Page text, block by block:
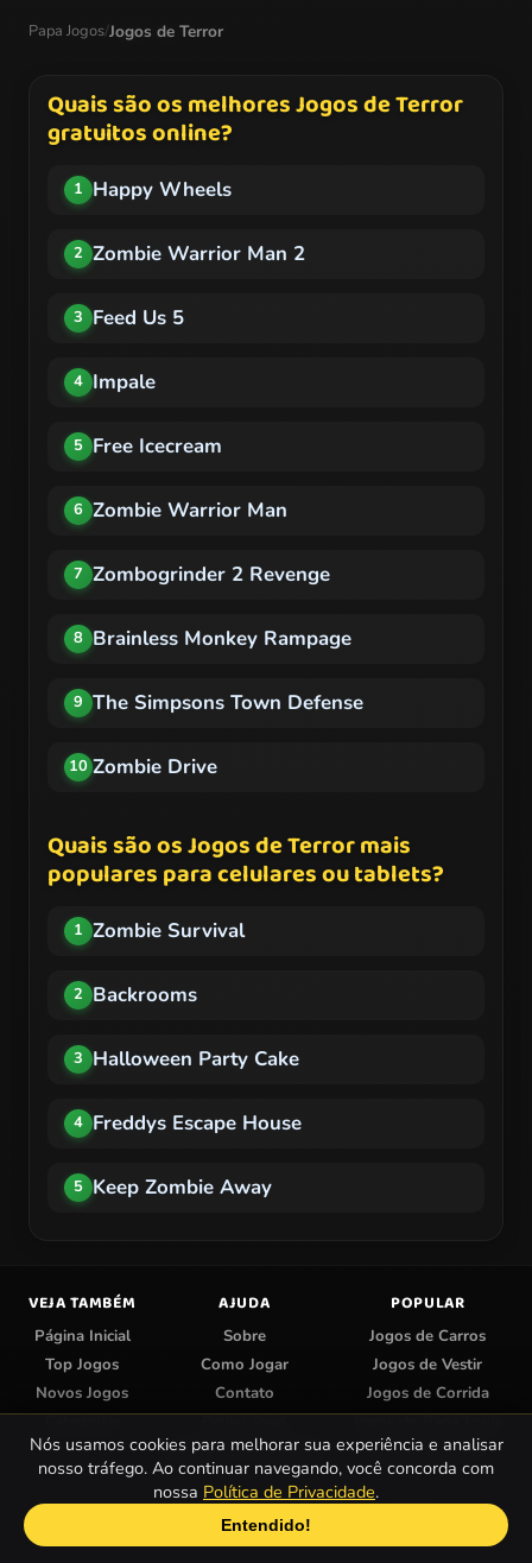
Papa Jogos/Jogos de Terror
Quais são os melhores Jogos de Terror
gratuitos online?
1 Happy Wheels
2 Zombie Warrior Man 2
3 Feed Us 5
4 Impale
5 Free Icecream
6 Zombie Warrior Man
7 Zombogrinder 2 Revenge
8 Brainless Monkey Rampage
9 The Simpsons Town Defense
10 Zombie Drive
Quais são os Jogos de Terror mais
populares para celulares ou tablets?
1 Zombie Survival
2 Backrooms
3 Halloween Party Cake
4 Freddys Escape House
5 Keep Zombie Away
VEJA TAMBÉM
Página Inicial
Top Jogos
Novos Jogos
Categorias
AJUDA
Sobre
Como Jogar
Contato
Enviar Jogo
Centro de Privacidade
POPULAR
Jogos de Carros
Jogos de Vestir
Jogos de Corrida
Jogos do Papa Louie
Jogos de Colorir
© 2026 Papa Jogos — Jogos Online Grátis.
Nós usamos cookies para melhorar sua experiência e analisar
nosso tráfego. Ao continuar navegando, você concorda com
nossa Política de Privacidade.
Entendido!